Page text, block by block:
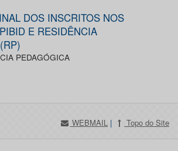
DOS INSCRITOS NOS
E RESIDÊNCIA
PEDAGÓGICA
WEBMAIL | Topo do Site